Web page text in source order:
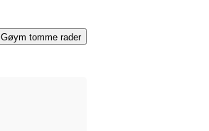
Gøym tomme rader